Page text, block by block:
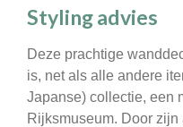
Styling advies
Deze prachtige
is, net als alle andere
Japanse) collectie, een
Rijksmuseum. Door